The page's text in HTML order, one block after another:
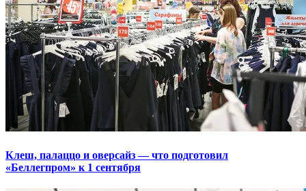
Клеш, палаццо и оверсайз — что подготовил
«Беллегпром» к 1 сентября